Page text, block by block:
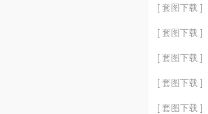
[ 套图下载 ]
[ 套图下载 ]
[ 套图下载 ]
[ 套图下载 ]
[ 套图下载 ]